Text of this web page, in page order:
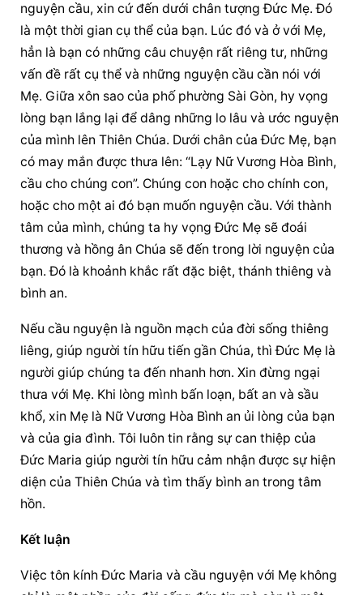
nguyện cầu, xin cứ đến dưới chân tượng Đức Mẹ. Đó
là một thời gian cụ thể của bạn. Lúc đó và ở với Mẹ,
hẳn là bạn có những câu chuyện rất riêng tư, những
vấn đề rất cụ thể và những nguyện cầu cần nói với
Mẹ. Giữa xôn sao của phố phường Sài Gòn, hy vọng
lòng bạn lắng lại để dâng những lo lâu và ước nguyện
của mình lên Thiên Chúa. Dưới chân của Đức Mẹ, bạn
có may mắn được thưa lên: “Lạy Nữ Vương Hòa Bình,
cầu cho chúng con”. Chúng con hoặc cho chính con,
hoặc cho một ai đó bạn muốn nguyện cầu. Với thành
tâm của mình, chúng ta hy vọng Đức Mẹ sẽ đoái
thương và hồng ân Chúa sẽ đến trong lời nguyện của
bạn. Đó là khoảnh khắc rất đặc biệt, thánh thiêng và
bình an.
Nếu cầu nguyện là nguồn mạch của đời sống thiêng
liêng, giúp người tín hữu tiến gần Chúa, thì Đức Mẹ là
người giúp chúng ta đến nhanh hơn. Xin đừng ngại
thưa với Mẹ. Khi lòng mình bấn loạn, bất an và sầu
khổ, xin Mẹ là Nữ Vương Hòa Bình an ủi lòng của bạn
và của gia đình. Tôi luôn tin rằng sự can thiệp của
Đức Maria giúp người tín hữu cảm nhận được sự hiện
diện của Thiên Chúa và tìm thấy bình an trong tâm
hồn.
Kết luận
Việc tôn kính Đức Maria và cầu nguyện với Mẹ không